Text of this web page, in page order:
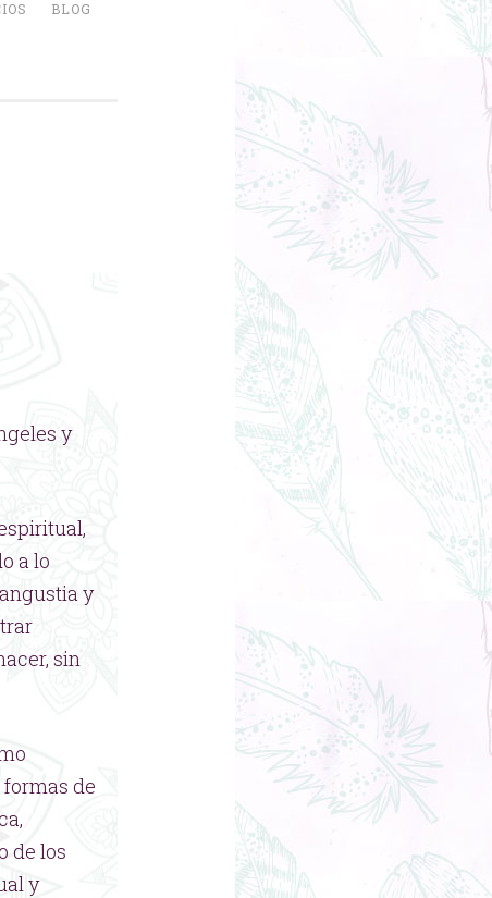
BLOG
y
a lo
y
sin
de
de los
y